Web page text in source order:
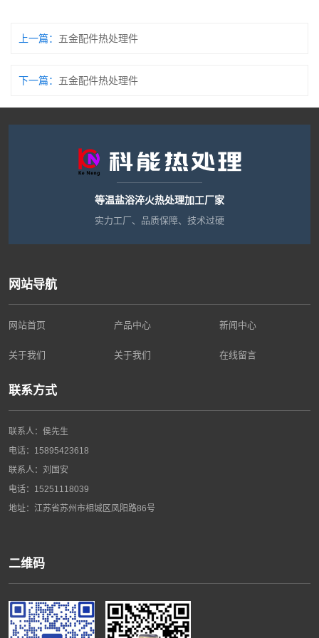
上一篇： 五金配件热处理件
下一篇： 五金配件热处理件
等温盐浴淬火热处理加工厂家
实力工厂、品质保障、技术过硬
网站导航
网站首页 产品中心 新闻中心
关于我们 关于我们 在线留言
联系方式
联系人：侯先生
电话：15895423618
联系人：刘国安
电话：15251118039
地址：江苏省苏州市相城区凤阳路86号
二维码